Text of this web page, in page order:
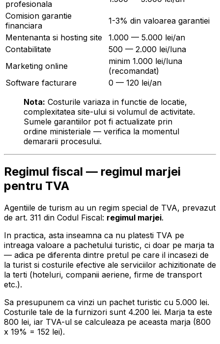
profesionala
Comision garantie
financiara
1-3% din valoarea garantiei
Mentenanta si hosting site
1.000 — 5.000 lei/an
Contabilitate
500 — 2.000 lei/luna
Marketing online
minim 1.000 lei/luna
(recomandat)
Software facturare
0 — 120 lei/an
Nota: Costurile variaza in functie de locatie,
complexitatea site-ului si volumul de activitate.
Sumele garantiilor pot fi actualizate prin
ordine ministeriale — verifica la momentul
demararii procesului.
Regimul fiscal — regimul marjei
pentru TVA
Agentiile de turism au un regim special de TVA, prevazut
de art. 311 din Codul Fiscal: regimul marjei.
In practica, asta inseamna ca nu platesti TVA pe
intreaga valoare a pachetului turistic, ci doar pe marja ta
— adica pe diferenta dintre pretul pe care il incasezi de
la turist si costurile efective ale serviciilor achizitionate de
la terti (hoteluri, companii aeriene, firme de transport
etc.).
Sa presupunem ca vinzi un pachet turistic cu 5.000 lei.
Costurile tale de la furnizori sunt 4.200 lei. Marja ta este
800 lei, iar TVA-ul se calculeaza pe aceasta marja (800
x 19% = 152 lei).